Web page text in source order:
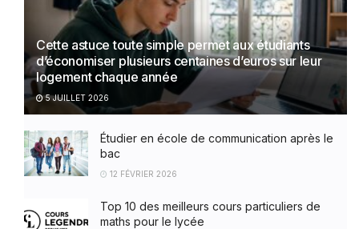
Cette astuce toute simple permet aux étudiants
d’économiser plusieurs centaines d’euros sur leur
logement chaque année
5 JUILLET 2026
Étudier en école de communication après le
bac
12 FÉVRIER 2026
Top 10 des meilleurs cours particuliers de
maths pour le lycée